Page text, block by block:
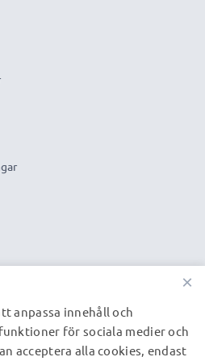
Connector connector
smartphone.
×
anpassa innehåll och
för sociala medier och
acceptera alla cookies, endast